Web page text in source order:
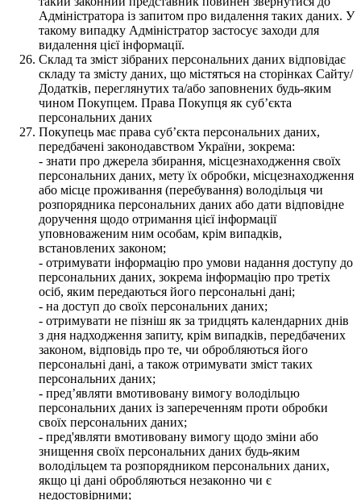
Адміністратора із запитом про видалення таких даних. У
такому випадку Адміністратор застосує заходи для
видалення цієї інформації.
Склад та зміст зібраних персональних даних відповідає
складу та змісту даних, що містяться на сторінках Сайту/
Додатків, переглянутих та/або заповнених будь-яким
чином Покупцем. Права Покупця як суб’єкта
персональних даних
Покупець має права суб’єкта персональних даних,
передбачені законодавством України, зокрема:
- знати про джерела збирання, місцезнаходження своїх
персональних даних, мету їх обробки, місцезнаходження
або місце проживання (перебування) володільця чи
розпорядника персональних даних або дати відповідне
доручення щодо отримання цієї інформації
уповноваженим ним особам, крім випадків,
встановлених законом;
- отримувати інформацію про умови надання доступу до
персональних даних, зокрема інформацію про третіх
осіб, яким передаються його персональні дані;
- на доступ до своїх персональних даних;
- отримувати не пізніш як за тридцять календарних днів
з дня надходження запиту, крім випадків, передбачених
законом, відповідь про те, чи обробляються його
персональні дані, а також отримувати зміст таких
персональних даних;
- пред’являти вмотивовану вимогу володільцю
персональних даних із запереченням проти обробки
своїх персональних даних;
- пред'являти вмотивовану вимогу щодо зміни або
знищення своїх персональних даних будь-яким
володільцем та розпорядником персональних даних,
якщо ці дані обробляються незаконно чи є
недостовірними;